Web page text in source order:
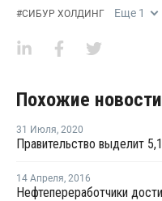
#СИБУР ХОЛДИНГ Еще 1
Похожие новости
31 Июля, 2020
14 Апреля, 2016